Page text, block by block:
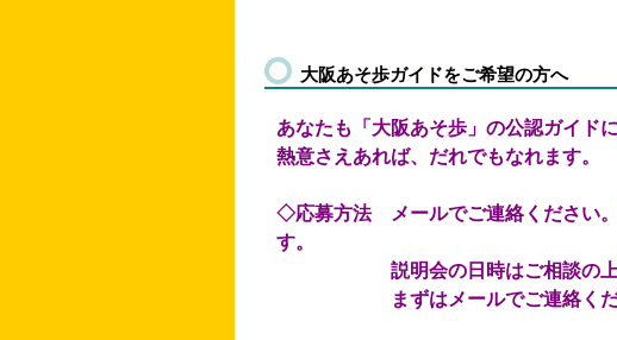
大阪あそ歩ガイドをご希望の方へ
あなたも「大阪あそ歩」の公認ガイド
熱意さえあれば、だれでもなれます。
◇応募方法 メールでご連絡ください
す。
説明会の日時はご相談の上決
まずはメールでご連絡くださ